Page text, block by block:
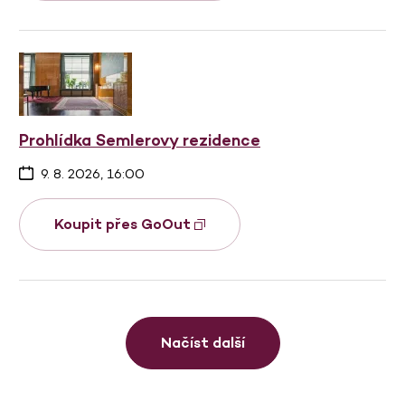
Prohlídka Semlerovy rezidence
9. 8. 2026, 16:00
Koupit přes GoOut
Načíst další